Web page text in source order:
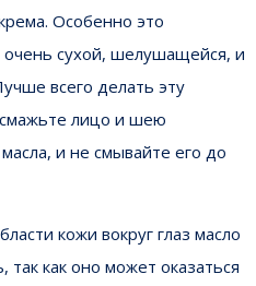
Особенно это
очень сухой, шелушащейся, и
всего делать эту
лицо и шею
и не смывайте его до
кожи вокруг глаз масло
как оно может оказаться